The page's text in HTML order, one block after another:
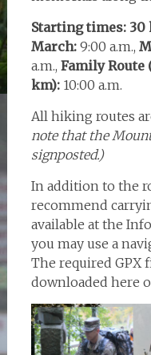
Starting times: 30
March:9:00 a.m.,
a.m., Family Route
km):10:00 a.m.
All hiking routes
note that the
signposted.)
In addition to the
recommend
available at the
you may use a
The required GPX
downloaded here